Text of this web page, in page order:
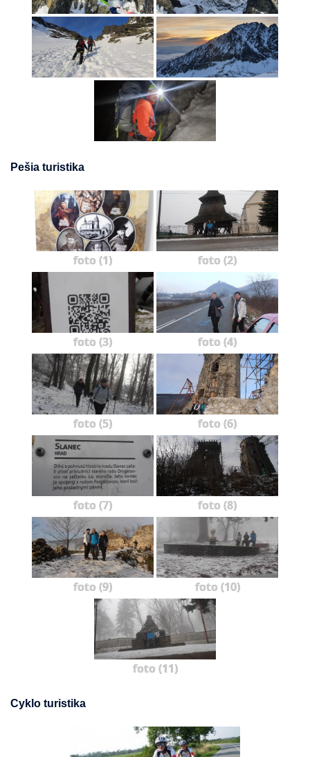
Pešia turistika
foto (1) foto (2)
foto (3) foto (4)
foto (5) foto (6)
foto (7) foto (8)
foto (9) foto (10)
foto (11)
Cyklo turistika